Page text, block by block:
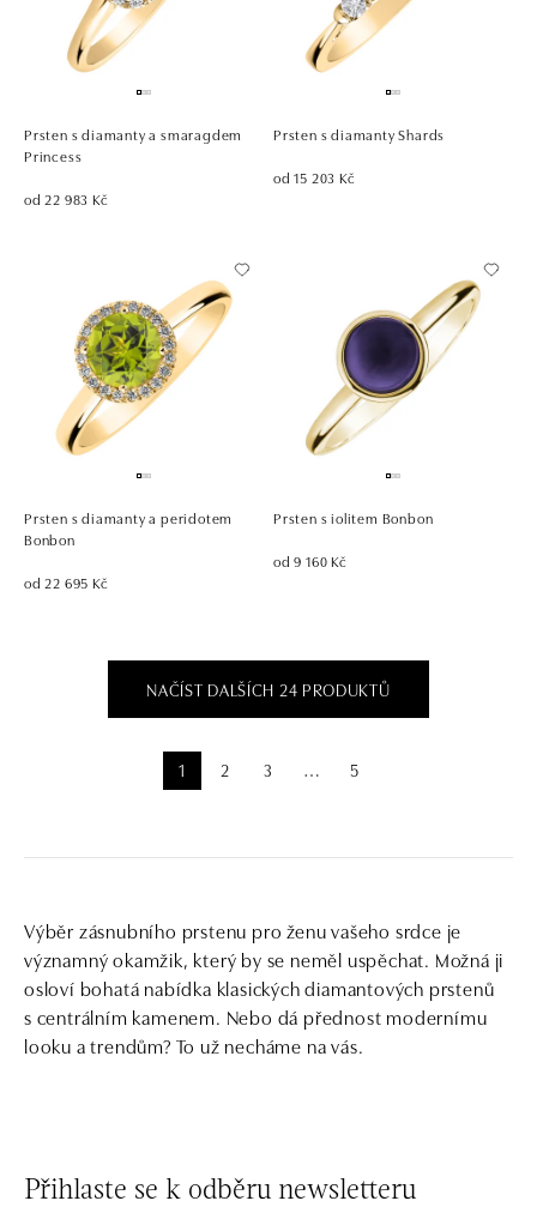
Prsten s diamanty a smaragdem
Princess
od 22 983 Kč
Prsten s diamanty Shards
od 15 203 Kč
Prsten s diamanty a peridotem
Bonbon
od 22 695 Kč
Prsten s iolitem Bonbon
od 9 160 Kč
NAČÍST DALŠÍCH 24 PRODUKTŮ
1 2 3 ⋯ 5
Výběr zásnubního prstenu pro ženu vašeho srdce je
významný okamžik, který by se neměl uspěchat. Možná ji
osloví bohatá nabídka klasických diamantových prstenů
s centrálním kamenem. Nebo dá přednost modernímu
looku a trendům? To už necháme na vás.
Přihlaste se k odběru newsletteru